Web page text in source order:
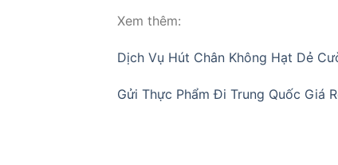
Xem thêm:
Dịch Vụ Hút Chân Không Hạt Dẻ
Gửi Thực Phẩm Đi Trung Quốc Giá